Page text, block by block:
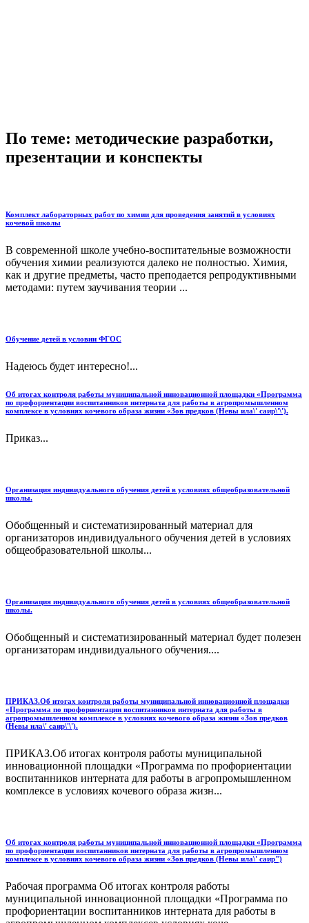
По теме: методические разработки,
презентации и конспекты
Комплект лабораторных работ по химии для проведения занятий в условиях
кочевой школы
В современной школе учебно-воспитательные возможности
обучения химии реализуются далеко не полностью. Химия,
как и другие предметы, часто преподается репродуктивными
методами: путем заучивания теории ...
Обучение детей в условии ФГОС
Надеюсь будет интересно!...
Об итогах контроля работы муниципальной инновационной площадки «Программа
по профориентации воспитанников интерната для работы в агропромышленном
комплексе в условиях кочевого образа жизни «Зов предков (Невы ила\' саир\'\').
Приказ...
Организация индивидуального обучения детей в условиях общеобразовательной
школы.
Обобщенный и систематизированный материал для
организаторов индивидуального обучения детей в условиях
общеобразовательной школы...
Организация индивидуального обучения детей в условиях общеобразовательной
школы.
Обобщенный и систематизированный материал будет полезен
организаторам индивидуального обучения....
ПРИКАЗ.Об итогах контроля работы муниципальной инновационной площадки
«Программа по профориентации воспитанников интерната для работы в
агропромышленном комплексе в условиях кочевого образа жизни «Зов предков
(Невы ила\' саир\'\').
ПРИКАЗ.Об итогах контроля работы муниципальной
инновационной площадки «Программа по профориентации
воспитанников интерната для работы в агропромышленном
комплексе в условиях кочевого образа жизн...
Об итогах контроля работы муниципальной инновационной площадки «Программа
по профориентации воспитанников интерната для работы в агропромышленном
комплексе в условиях кочевого образа жизни «Зов предков (Невы ила\' саир")
Рабочая программа Об итогах контроля работы
муниципальной инновационной площадки «Программа по
профориентации воспитанников интерната для работы в